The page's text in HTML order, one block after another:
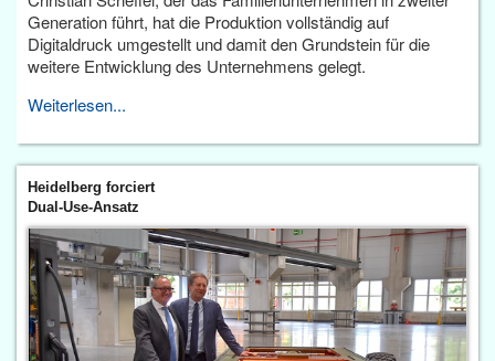
Generation führt, hat die Produktion vollständig auf
Digitaldruck umgestellt und damit den Grundstein für die
weitere Entwicklung des Unternehmens gelegt.
Weiterlesen...
Heidelberg forciert
Dual-Use-Ansatz